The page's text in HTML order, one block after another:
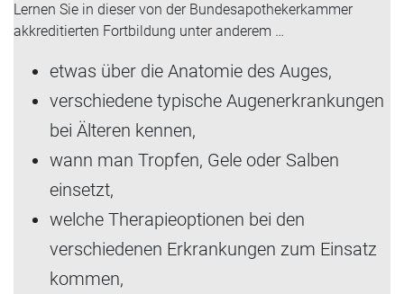
Lernen Sie in dieser von der Bundesapothekerkammer
akkreditierten Fortbildung unter anderem …
etwas über die Anatomie des Auges,
verschiedene typische Augenerkrankungen
bei Älteren kennen,
wann man Tropfen, Gele oder Salben
einsetzt,
welche Therapieoptionen bei den
verschiedenen Erkrankungen zum Einsatz
kommen,